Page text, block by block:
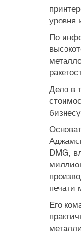
уровня
По
Дело в
DMG,
печати
Его